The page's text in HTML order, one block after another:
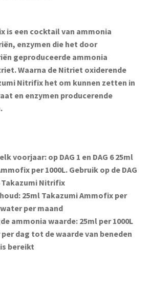
is een cocktail van ammonia
enzymen die het door
geproduceerde ammonia
Waarna de Nitriet oxiderende
Nitrifix het om kunnen zetten in
en enzymen producerende
voorjaar: op DAG 1 en DAG 6 25ml
per 1000L. Gebruik op de DAG
Takazumi Nitrifix
25ml Takazumi Ammofix per
per maand
ammonia waarde: 25ml per 1000L
dag tot de waarde van beneden
bereikt